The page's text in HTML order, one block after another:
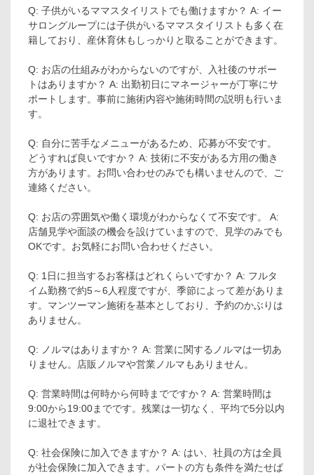
Q: 子供がいるママスタイリストでも働けますか？ A: イー
サロングループには子供がいるママスタイリストも多く在
籍しており、産休育休もしっかりと取ることができます。
Q: お店の仕組みがわからないのですが、入社後のサポー
トはありますか？ A: 出勤初日にマネージャーが丁寧にサ
ポートします。事前に施術内容や施術時間の説明も行いま
す。
Q: 自分に苦手なメニューがあるため、応募が不安です。
どうすれば良いですか？ A: 技術に不安がある方用の働き
方があります。お問い合わせのみでも構いませんので、ご
連絡ください。
Q: お店の雰囲気や働く環境がわからなくて不安です。 A:
店舗見学や面談の機会を設けていますので、見学のみでも
OKです。お気軽にお問い合わせください。
Q: 1日に担当するお客様はどれくらいですか？ A: フルタ
イム勤務で約5～6人程度ですが、季節によって差がありま
す。マンツーマン施術を基本としており、予約のかぶりは
ありません。
Q: ノルマはありますか？ A: 営業に関するノルマは一切あ
りません。店販ノルマや営業ノルマもありません。
Q: 営業時間は何時から何時までですか？ A: 営業時間は
9:00から19:00までです。残業は一切なく、平均で5分以内
に退社できます。
Q: 社会保険に加入できますか？ A: はい、社員の方は全員
が社会保険に加入できます。パートの方も条件を満たせば